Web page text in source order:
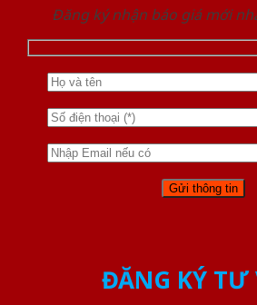
Đăng ký nhận báo giá mới
ĐĂNG KÝ TƯ